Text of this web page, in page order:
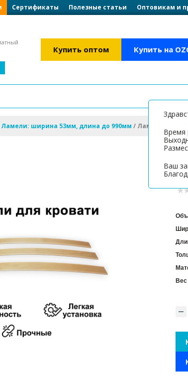
Время
Ваш
Сертификаты Полезные статьи Оптовикам и
Купить оптом Купить на
Ламели: ширина 53мм, длина до 990мм / Ламель
Вес
Загрузка формы...
Загрузка формы...